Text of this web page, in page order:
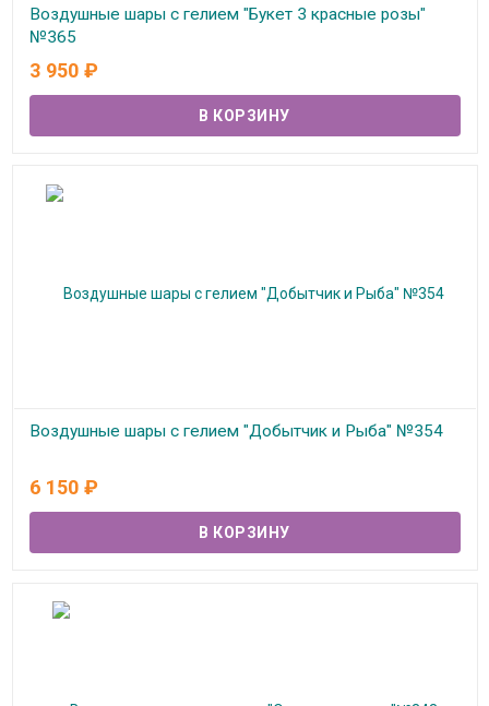
Воздушные шары с гелием "Букет 3 красные розы"
№365
В наличии
3 950 ₽
Воздушные шары с гелием "Добытчик и Рыба" №354
6 150 ₽